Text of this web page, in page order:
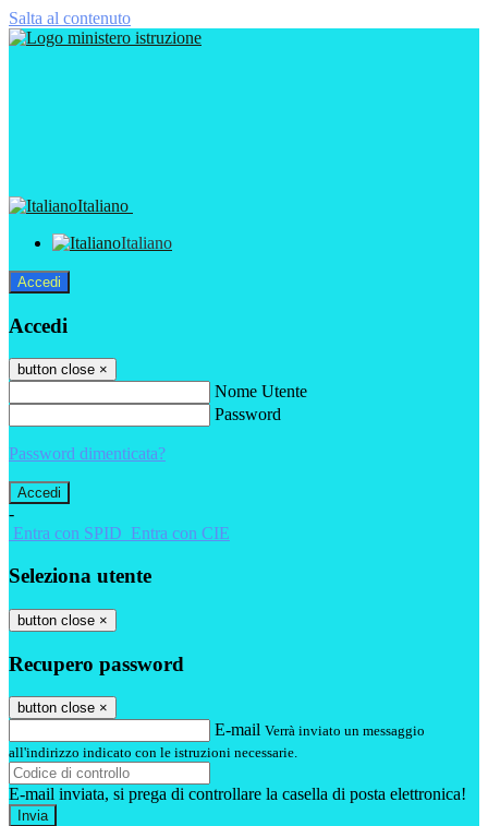
Salta al contenuto
Italiano
Italiano
Accedi
Accedi
button close ×
Nome Utente
Password
Password dimenticata?
-
Entra con SPID Entra con CIE
Seleziona utente
button close ×
Recupero password
button close ×
E-mail Verrà inviato un messaggio
all'indirizzo indicato con le istruzioni necessarie.
E-mail inviata, si prega di controllare la casella di posta elettronica!